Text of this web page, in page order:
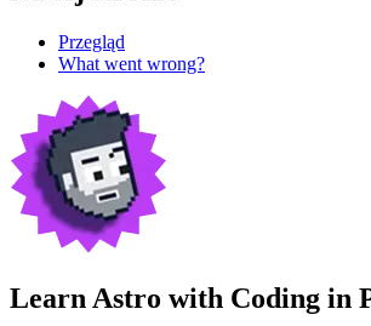
Przegląd
What went wrong?
Learn Astro with Coding in